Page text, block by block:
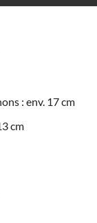
: env. 17 cm
cm